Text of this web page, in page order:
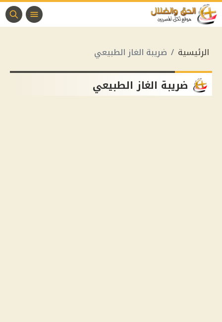
الرئيسية ضريبة الغاز الطبيعي
ضريبة الغاز الطبيعي